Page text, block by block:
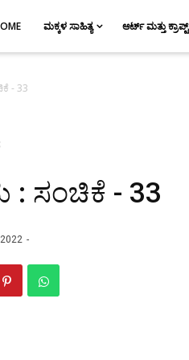
ಮಕ್ಕಳ ಸಾಹಿತ್ಯ ಆರ್ಟ್ ಮತ್ತು ಕ್ರಾಪ್ಟ್
- 33
: ಸಂಚಿಕೆ - 33